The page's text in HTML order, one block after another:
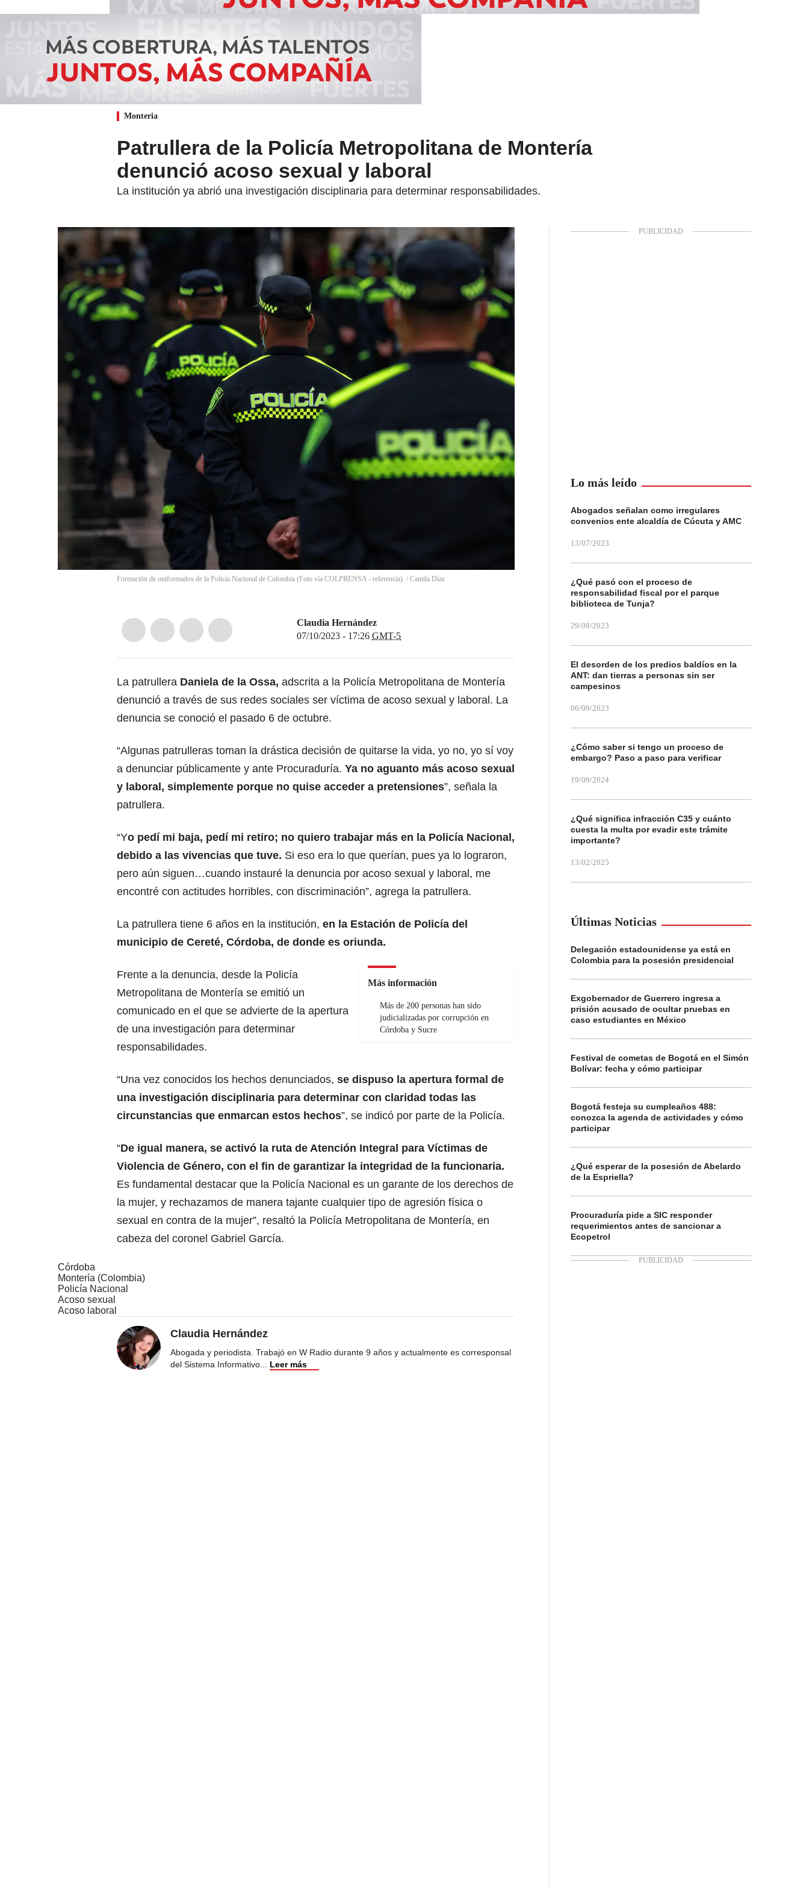
Monteria
Patrullera de la Policía Metropolitana de Montería
denunció acoso sexual y laboral
La institución ya abrió una investigación disciplinaria para determinar responsabilidades.
Formación de uniformados de la Policía Nacional de Colombia (Foto vía COLPRENSA - referencia). / Camila Díaz
Claudia Hernández
07/10/2023 - 17:26 GMT-5
La patrullera Daniela de la Ossa, adscrita a la Policía Metropolitana de Montería
denunció a través de sus redes sociales ser víctima de acoso sexual y laboral. La
denuncia se conoció el pasado 6 de octubre.
“Algunas patrulleras toman la drástica decisión de quitarse la vida, yo no, yo sí voy
a denunciar públicamente y ante Procuraduría. Ya no aguanto más acoso sexual
y laboral, simplemente porque no quise acceder a pretensiones”, señala la
patrullera.
“Yo pedí mi baja, pedí mi retiro; no quiero trabajar más en la Policía Nacional,
debido a las vivencias que tuve. Si eso era lo que querían, pues ya lo lograron,
pero aún siguen…cuando instauré la denuncia por acoso sexual y laboral, me
encontré con actitudes horribles, con discriminación”, agrega la patrullera.
La patrullera tiene 6 años en la institución, en la Estación de Policía del
municipio de Cereté, Córdoba, de donde es oriunda.
Más información
Más de 200 personas han sido
judicializadas por corrupción en
Córdoba y Sucre
Frente a la denuncia, desde la Policía
Metropolitana de Montería se emitió un
comunicado en el que se advierte de la apertura
de una investigación para determinar
responsabilidades.
“Una vez conocidos los hechos denunciados, se dispuso la apertura formal de
una investigación disciplinaria para determinar con claridad todas las
circunstancias que enmarcan estos hechos”, se indicó por parte de la Policía.
“De igual manera, se activó la ruta de Atención Integral para Víctimas de
Violencia de Género, con el fin de garantizar la integridad de la funcionaria.
Es fundamental destacar que la Policía Nacional es un garante de los derechos de
la mujer, y rechazamos de manera tajante cualquier tipo de agresión física o
sexual en contra de la mujer”, resaltó la Policía Metropolitana de Montería, en
cabeza del coronel Gabriel García.
Córdoba
Montería (Colombia)
Policía Nacional
Acoso sexual
Acoso laboral
Claudia Hernández
Abogada y periodista. Trabajó en W Radio durante 9 años y actualmente es corresponsal
del Sistema Informativo... Leer más
Lo más leído
Abogados señalan como irregulares
convenios ente alcaldía de Cúcuta y AMC
13/07/2023
¿Qué pasó con el proceso de
responsabilidad fiscal por el parque
biblioteca de Tunja?
29/08/2023
El desorden de los predios baldíos en la
ANT: dan tierras a personas sin ser
campesinos
06/09/2023
¿Cómo saber si tengo un proceso de
embargo? Paso a paso para verificar
19/09/2024
¿Qué significa infracción C35 y cuánto
cuesta la multa por evadir este trámite
importante?
13/02/2025
Últimas Noticias
Delegación estadounidense ya está en
Colombia para la posesión presidencial
Exgobernador de Guerrero ingresa a
prisión acusado de ocultar pruebas en
caso estudiantes en México
Festival de cometas de Bogotá en el Simón
Bolívar: fecha y cómo participar
Bogotá festeja su cumpleaños 488:
conozca la agenda de actividades y cómo
participar
¿Qué esperar de la posesión de Abelardo
de la Espriella?
Procuraduría pide a SIC responder
requerimientos antes de sancionar a
Ecopetrol